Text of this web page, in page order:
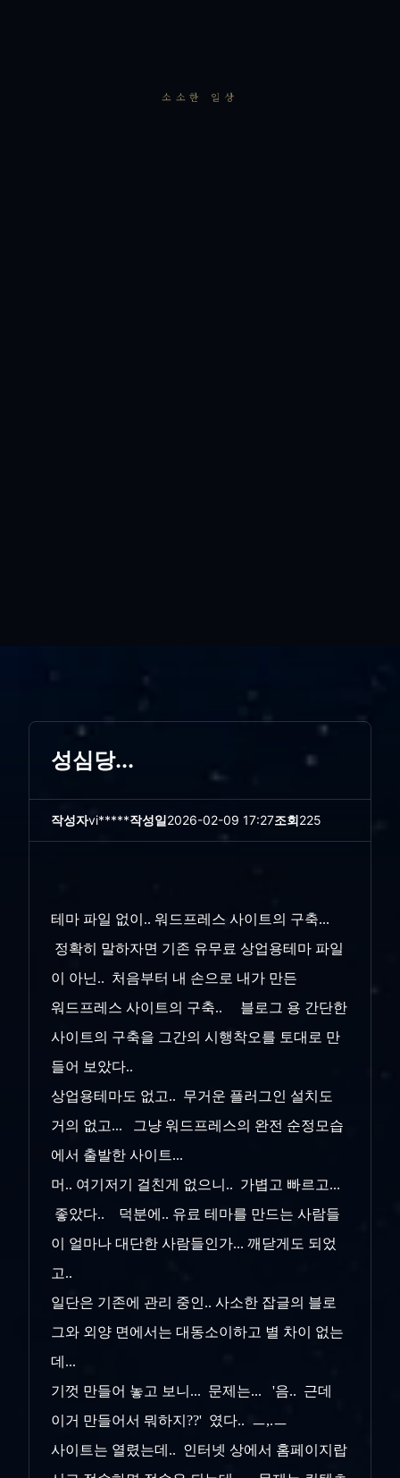
소소한 일상
성심당...
작성자vi*****작성일2026-02-09 17:27조회225
테마 파일 없이.. 워드프레스 사이트의 구축...
정확히 말하자면 기존 유무료 상업용테마 파일
이 아닌.. 처음부터 내 손으로 내가 만든
워드프레스 사이트의 구축.. 블로그 용 간단한
사이트의 구축을 그간의 시행착오를 토대로 만
들어 보았다..
상업용테마도 없고.. 무거운 플러그인 설치도
거의 없고... 그냥 워드프레스의 완전 순정모습
에서 출발한 사이트...
머.. 여기저기 걸친게 없으니.. 가볍고 빠르고...
좋았다.. 덕분에.. 유료 테마를 만드는 사람들
이 얼마나 대단한 사람들인가... 깨닫게도 되었
고..
일단은 기존에 관리 중인.. 사소한 잡글의 블로
그와 외양 면에서는 대동소이하고 별 차이 없는
데...
기껏 만들어 놓고 보니... 문제는... '음.. 근데
이거 만들어서 뭐하지??' 였다.. ㅡ,.ㅡ
사이트는 열렸는데.. 인터넷 상에서 홈페이지랍